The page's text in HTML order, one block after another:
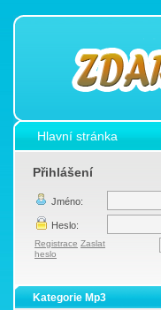
Hlavní stránka
Přihlášení
Jméno:
Heslo:
Registrace Zaslat
heslo
Kategorie Mp3